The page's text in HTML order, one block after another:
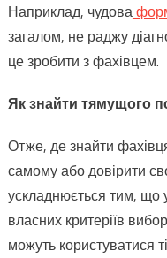
Наприклад, чудова
загалом, не раджу
це зробити з фахівцем.
Як знайти тямущого
Отже, де знайти
самому або довірити
ускладнюється тим, що
власних критеріїв
можуть користуватися